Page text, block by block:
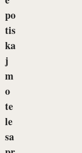
po
tis
ka
j
m
o
te
le
sa